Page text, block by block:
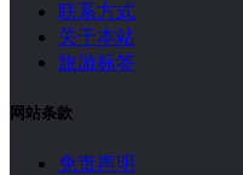
联系方式
关于本站
旅游标签
网站条款
免责声明